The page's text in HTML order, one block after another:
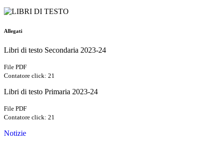
Allegati
Libri di testo Secondaria 2023-24
File PDF
Contatore click: 21
Libri di testo Primaria 2023-24
File PDF
Contatore click: 21
Notizie